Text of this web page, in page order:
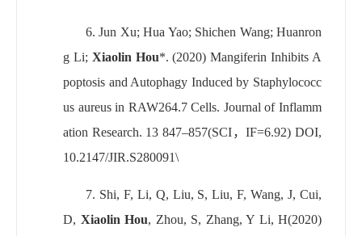
6.Jun Xu; Hua Yao; Shichen Wang; Huanron
g Li; Xiaolin Hou*. (2020) Mangiferin Inhibits A
poptosis and Autophagy Induced by Staphylococc
us aureus in RAW264.7 Cells. Journal of Inflamm
ation Research. 13 847–857(SCI，IF=6.92) DOI,
10.2147/JIR.S280091\
7. Shi, F, Li, Q, Liu, S, Liu, F, Wang, J, Cui,
D, Xiaolin Hou, Zhou, S, Zhang, Y Li, H(2020)